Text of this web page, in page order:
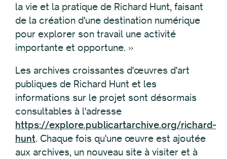
la vie et la pratique de Richard Hunt, faisant
de la création d'une destination numérique
pour explorer son travail une activité
importante et opportune. »
Les archives croissantes d'œuvres d'art
publiques de Richard Hunt et les
informations sur le projet sont désormais
consultables à l'adresse
https://explore.publicartarchive.org/richard-
hunt. Chaque fois qu'une œuvre est ajoutée
aux archives, un nouveau site à visiter et à